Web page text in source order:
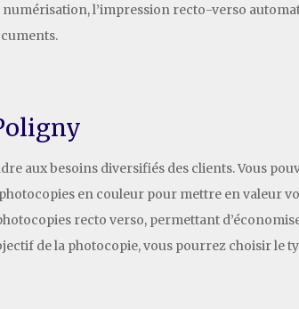
l’impression recto-verso
aux besoins diversifiés des clients. Vous
en couleur pour mettre en valeur
recto verso, permettant
de la photocopie, vous pourrez choisir le